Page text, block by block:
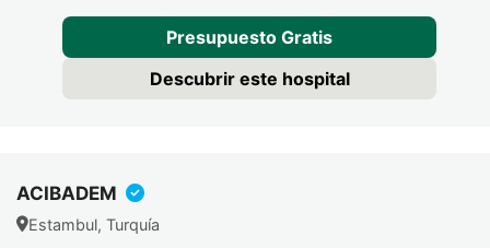
Presupuesto Gratis
Descubrir este hospital
ACIBADEM
Estambul, Turquía